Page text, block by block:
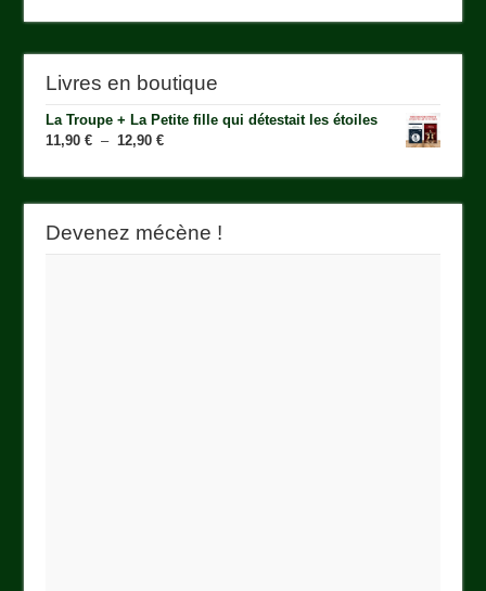
Livres en boutique
La Troupe + La Petite fille qui détestait les étoiles
11,90€ – 12,90€Plage
prix :
11,90 €
12,90 €
Devenez mécène !